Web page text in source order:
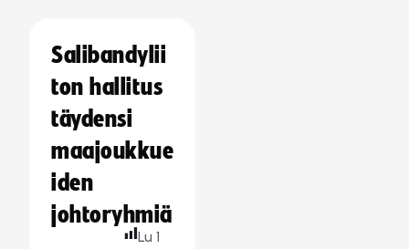
Salibandylii
ton hallitus
täydensi
maajoukkue
iden
johtoryhmiä
Lu 1